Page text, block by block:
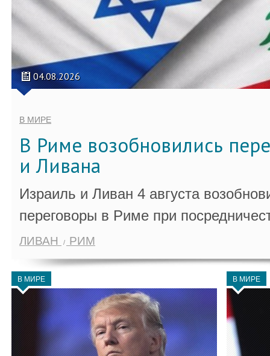
04.08.2026
В МИРЕ
В Риме возобновились
и Ливана
Израиль и Ливан 4 августа
переговоры в Риме при
ЛИВАН РИМ
В МИРЕ В МИРЕ